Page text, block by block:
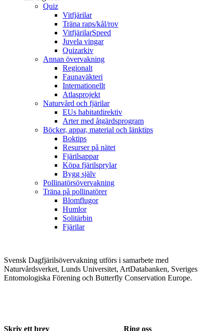
Quiz
Vitfjärilar
Träna raps/kål/rov
VitfjärilarSpeed
Juvela vingar
Quizarkiv
Annan övervakning
Regionalt
Faunaväkteri
Internationellt
Atlasprojekt
Naturvård och fjärilar
EUs habitatdirektiv
Arter med åtgärdsprogram
Böcker, appar, material och länktips
Boktips
Resurser på nätet
Fjärilsappar
Köpa fjärilsprylar
Bygg själv
Pollinatörsövervakning
Träna på pollinatörer
Blomflugor
Humlor
Solitärbin
Fjärilar
Svensk Dagfjärilsövervakning utförs i samarbete med
Naturvårdsverket, Lunds Universitet, ArtDatabanken, Sveriges
Entomologiska Förening och Butterfly Conservation Europe.
Skriv ett brev Ring oss